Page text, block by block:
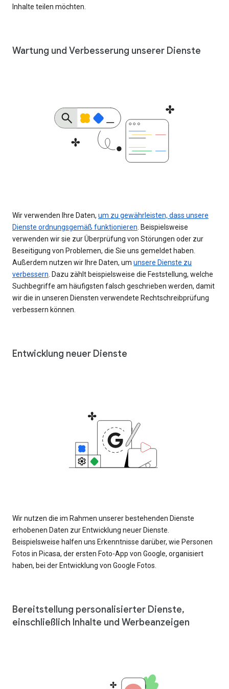
Inhalte teilen möchten.
Wartung und Verbesserung unserer Dienste
Wir verwenden Ihre Daten, um zu gewährleisten, dass unsere
Dienste ordnungsgemäß funktionieren . Beispielsweise
verwenden wir sie zur Überprüfung von Störungen oder zur
Beseitigung von Problemen, die Sie uns gemeldet haben.
Außerdem nutzen wir Ihre Daten, um unsere Dienste zu
verbessern . Dazu zählt beispielsweise die Feststellung, welche
Suchbegriffe am häufigsten falsch geschrieben werden, damit
wir die in unseren Diensten verwendete Rechtschreibprüfung
verbessern können.
Entwicklung neuer Dienste
Wir nutzen die im Rahmen unserer bestehenden Dienste
erhobenen Daten zur Entwicklung neuer Dienste.
Beispielsweise halfen uns Erkenntnisse darüber, wie Personen
Fotos in Picasa, der ersten Foto-App von Google, organisiert
haben, bei der Entwicklung von Google Fotos.
Bereitstellung personalisierter Dienste,
einschließlich Inhalte und Werbeanzeigen